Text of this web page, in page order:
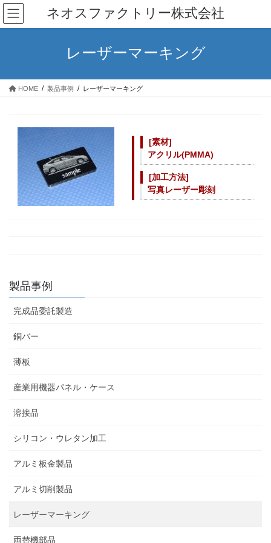
コ
ン
テ
ス
ナ
ビ
ゲ
ン
ネオスファクトリー株式会社
レーザーマーキング
HOME 製品事例 レーザーマーキング
[素材]
アクリル(PMMA)
[加工方法]
写真レーザー彫刻
製品事例
完成品委託製造
銅バー
薄板
産業用機器パネル・ケース
溶接品
シリコン・ウレタン加工
アルミ板金製品
アルミ切削製品
レーザーマーキング
両替機部品